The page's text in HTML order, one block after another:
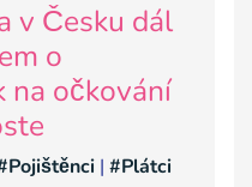
v Česku dál
o
na očkování
| #Plátci